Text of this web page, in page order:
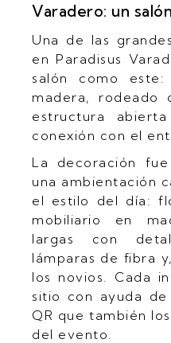
Varadero: un
Una de las
en Paradisus
salón como
madera, rodeado
estructura
conexión con el
La decoración
una ambientación
el estilo del día:
mobiliario en
largas con
lámparas de fibra
los novios. Cada
sitio con ayuda
QR que también
del evento.